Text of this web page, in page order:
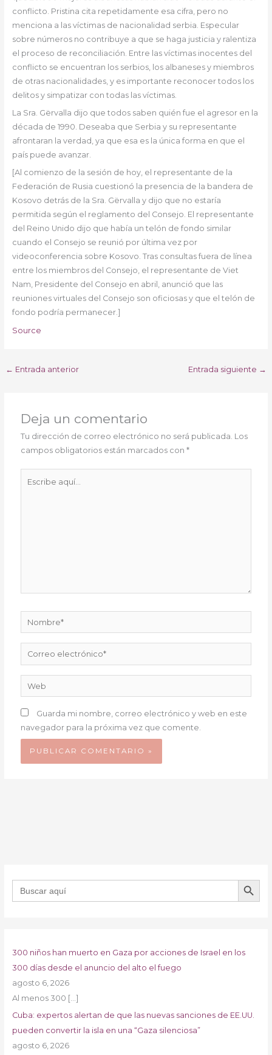
conflicto. Pristina cita repetidamente esa cifra, pero no
menciona a las víctimas de nacionalidad serbia. Especular
sobre números no contribuye a que se haga justicia y ralentiza
el proceso de reconciliación. Entre las víctimas inocentes del
conflicto se encuentran los serbios, los albaneses y miembros
de otras nacionalidades, y es importante reconocer todos los
delitos y simpatizar con todas las víctimas.
La Sra. Gërvalla dijo que todos saben quién fue el agresor en la
década de 1990. Deseaba que Serbia y su representante
afrontaran la verdad, ya que esa es la única forma en que el
país puede avanzar.
[Al comienzo de la sesión de hoy, el representante de la
Federación de Rusia cuestionó la presencia de la bandera de
Kosovo detrás de la Sra. Gërvalla y dijo que no estaría
permitida según el reglamento del Consejo. El representante
del Reino Unido dijo que había un telón de fondo similar
cuando el Consejo se reunió por última vez por
videoconferencia sobre Kosovo. Tras consultas fuera de línea
entre los miembros del Consejo, el representante de Viet
Nam, Presidente del Consejo en abril, anunció que las
reuniones virtuales del Consejo son oficiosas y que el telón de
fondo podría permanecer.]
Source
← Entrada anterior Entrada siguiente →
Deja un comentario
Tu dirección de correo electrónico no será publicada. Los
campos obligatorios están marcados con*
Nombre*
Correo
electrónico*
Guarda mi nombre, correo electrónico y web en este
navegador para la próxima vez que comente.
Buscar: BOTÓN DE
300 niños han muerto en Gaza por acciones de Israel en los
300 días desde el anuncio del alto el fuego
agosto 6, 2026
Al menos 300 […]
Cuba: expertos alertan de que las nuevas sanciones de EE.UU.
pueden convertir la isla en una “Gaza silenciosa”
agosto 6, 2026